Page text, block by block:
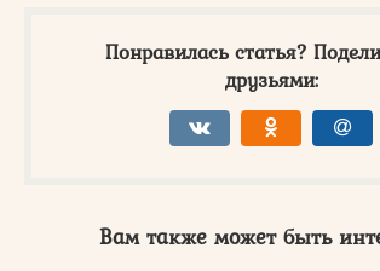
Понравилась статья?
друзьями:
Вам также может быть